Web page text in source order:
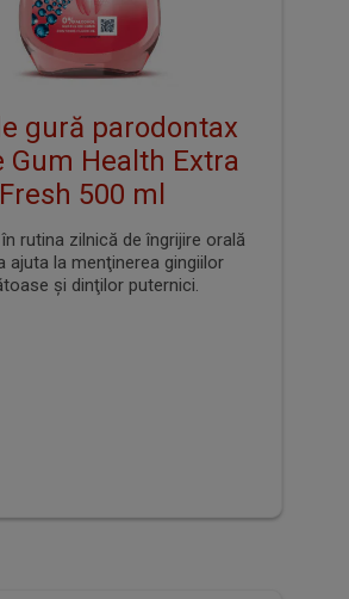
gură parodontax
Gum Health Extra
Fresh 500 ml
rutina zilnică de îngrijire orală
ajuta la menţinerea gingiilor
şi dinţilor puternici.